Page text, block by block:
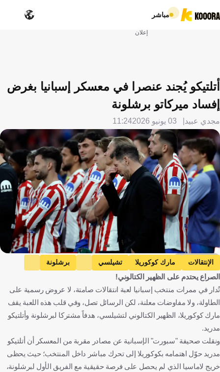
مباشر
إعلان
أتلتيكو يُجند عنصرا في معسكر إسبانيا بغرض
إفساد ميركاتو برشلونة
مجدي عبيد 03 يونيو 2026 11:24
Getty Images
الإنتقالات مارك كوكوريلا تشيلسي
برشلونة
أتلتيكو مدريد
إسبانيا
كرة قدم
الصراع يحتدم على الظهير الكتالوني!
تُدار في ممرات منتخب إسبانيا لعبة انتقالات صامتة، لا عروض رسمية على
الطاولة، ولا مفاوضات معلنة، لكن الرسائل تصل، وفي قلب هذه اللعبة يقف
مارك كوكوريلا، الظهير الكتالوني لتشيلسي، هدفاً مشتركا لبرشلونة وأتلتيكو
مدريد.
ونقلت صحيفة "سبورت" الإسبانية عن مصادر مقربة من المعسكر أن أتلتيكو
مدريد حوّل اهتمامه بكوكوريلا إلى تحرك مباشر داخل المنتخب؛ حيث يحظى
خريج لاماسيا الذي لم يحصل على فرصة حقيقية مع الفريق الأول لبرشلونة،